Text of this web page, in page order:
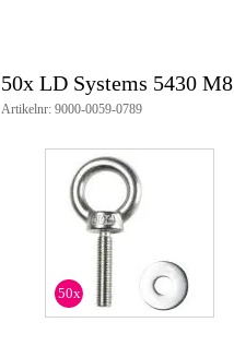
50x LD Systems 5430 M8
Artikelnr: 9000-0059-0789
50x